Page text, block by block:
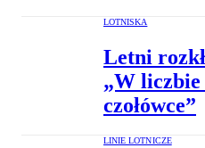
LOTNISKA
Letni
„W liczbie
czołówce”
LINIE LOTNICZE